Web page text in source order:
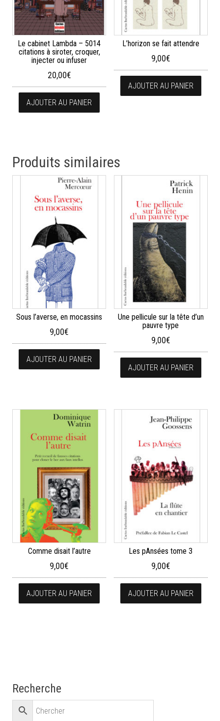
Le cabinet Lambda – 5014
citations à siroter, croquer,
injecter ou infuser
20,00€
AJOUTER AU PANIER
L’horizon se fait attendre
9,00€
AJOUTER AU PANIER
Produits similaires
Sous l’averse, en mocassins
9,00€
AJOUTER AU PANIER
Une pellicule sur la tête d’un
pauvre type
9,00€
AJOUTER AU PANIER
Comme disait l’autre
9,00€
AJOUTER AU PANIER
Les pAnsées tome 3
9,00€
AJOUTER AU PANIER
Recherche